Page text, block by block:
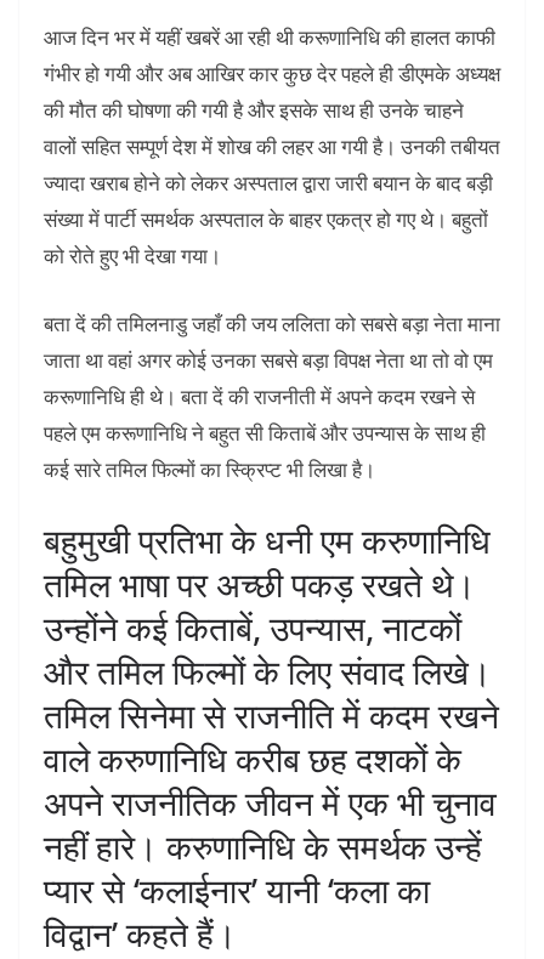
आज दिन भर में यहीं खबरें आ रही थी करूणानिधि की हालत काफी
गंभीर हो गयी और अब आखिर कार कुछ देर पहले ही डीएमके अध्यक्ष
की मौत की घोषणा की गयी है और इसके साथ ही उनके चाहने
वालों सहित सम्पूर्ण देश में शोख की लहर आ गयी है। उनकी तबीयत
ज्यादा खराब होने को लेकर अस्पताल द्वारा जारी बयान के बाद बड़ी
संख्या में पार्टी समर्थक अस्पताल के बाहर एकत्र हो गए थे। बहुतों
को रोते हुए भी देखा गया।
बता दें की तमिलनाडु जहाँ की जय ललिता को सबसे बड़ा नेता माना
जाता था वहां अगर कोई उनका सबसे बड़ा विपक्ष नेता था तो वो एम
करूणानिधि ही थे। बता दें की राजनीती में अपने कदम रखने से
पहले एम करूणानिधि ने बहुत सी किताबें और उपन्यास के साथ ही
कई सारे तमिल फिल्मों का स्क्रिप्ट भी लिखा है।
बहुमुखी प्रतिभा के धनी एम करुणानिधि
तमिल भाषा पर अच्‍छी पकड़ रखते थे।
उन्‍होंने कई किताबें, उपन्‍यास, नाटकों
और तमिल फिल्‍मों के लिए संवाद लिखे।
तमिल सिनेमा से राजनीति में कदम रखने
वाले करुणानिधि करीब छह दशकों के
अपने राजनीतिक जीवन में एक भी चुनाव
नहीं हारे। करुणानिधि के समर्थक उन्हें
प्यार से ‘कलाईनार’ यानी ‘कला का
विद्वान’ कहते हैं।